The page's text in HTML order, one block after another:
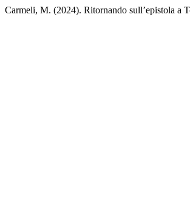
Carmeli, M. (2024). Ritornando sull’epistola a